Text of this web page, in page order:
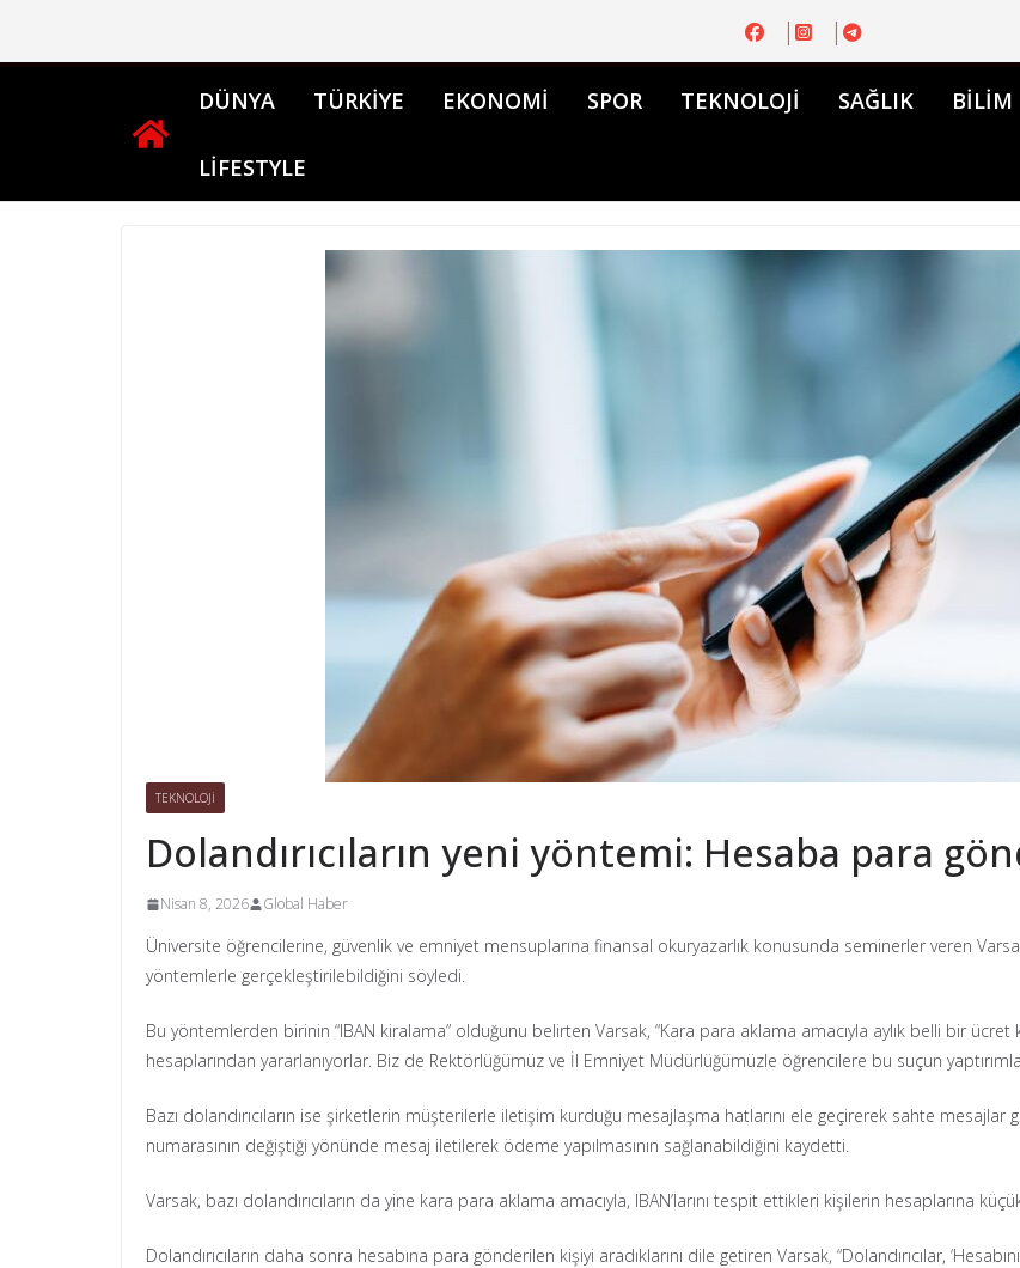
DÜNYA TÜRKİYE EKONOMİ SPOR TEKNOLOJİ SAĞLIK BİLİM
LİFESTYLE
TEKNOLOJİ
Dolandırıcıların yeni yöntemi: Hesaba para
Nisan 8, 2026 Global Haber
Üniversite öğrencilerine, güvenlik ve emniyet mensuplarına finansal okuryazarlık konusunda seminerler veren
yöntemlerle gerçekleştirilebildiğini söyledi.
Bu yöntemlerden birinin “IBAN kiralama” olduğunu belirten Varsak, “Kara para aklama amacıyla aylık belli bir ücret
hesaplarından yararlanıyorlar. Biz de Rektörlüğümüz ve İl Emniyet Müdürlüğümüzle öğrencilere bu suçun
Bazı dolandırıcıların ise şirketlerin müşterilerle iletişim kurduğu mesajlaşma hatlarını ele geçirerek sahte
numarasının değiştiği yönünde mesaj iletilerek ödeme yapılmasının sağlanabildiğini kaydetti.
Varsak, bazı dolandırıcıların da yine kara para aklama amacıyla, IBAN’larını tespit ettikleri kişilerin hesaplarına
Dolandırıcıların daha sonra hesabına para gönderilen kişiyi aradıklarını dile getiren Varsak, “Dolandırıcılar,